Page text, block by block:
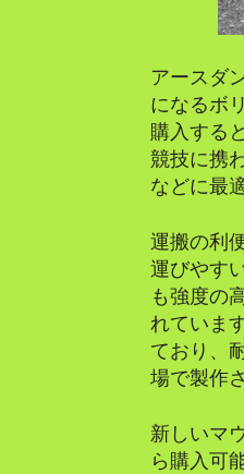
アースダ
になるボ
購入する
競技に携
などに最
運搬の利
運びやす
も強度の
れていま
ており、
場で製作
新しいマ
ら購入可